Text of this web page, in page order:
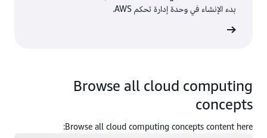
بدء الإنشاء في وحدة إدارة تحكم AWS.
Browse all cloud computing
concepts
Browse all cloud computing concepts content here: